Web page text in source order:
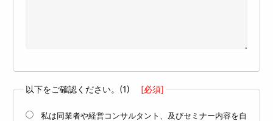
以下をご確認ください。(1) [必須]
私は同業者や経営コンサルタント、及びセミナー内容を自